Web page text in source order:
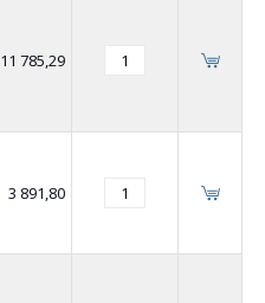
11 785,29
3 891,80